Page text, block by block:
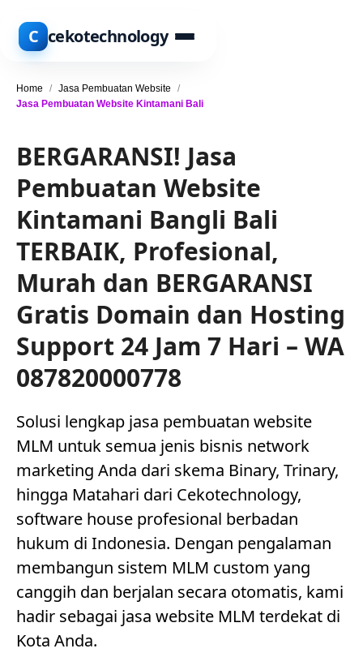
C cekotechnology
Home / Jasa Pembuatan Website
/
Jasa Pembuatan Website Kintamani Bali
BERGARANSI! Jasa
Pembuatan Website
Kintamani Bangli Bali
TERBAIK, Profesional,
Murah dan BERGARANSI
Gratis Domain dan Hosting
Support 24 Jam 7 Hari – WA
087820000778
Solusi lengkap jasa pembuatan website
MLM untuk semua jenis bisnis network
marketing Anda dari skema Binary, Trinary,
hingga Matahari dari Cekotechnology,
software house profesional berbadan
hukum di Indonesia. Dengan pengalaman
membangun sistem MLM custom yang
canggih dan berjalan secara otomatis, kami
hadir sebagai jasa website MLM terdekat di
Kota Anda.